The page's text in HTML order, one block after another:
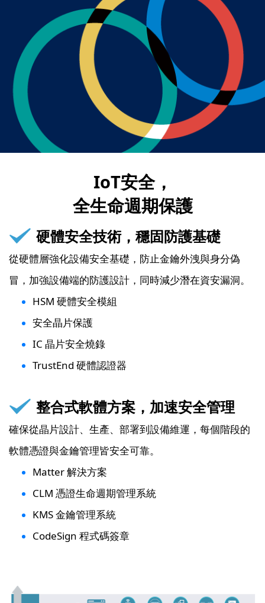
IoT安全，
全生命週期保護
硬體安全技術，穩固防護基礎
從硬體層強化設備安全基礎，防止金鑰外洩與身分偽
冒，加強設備端的防護設計，同時減少潛在資安漏洞。
HSM 硬體安全模組
安全晶片保護
IC 晶片安全燒錄
TrustEnd 硬體認證器
整合式軟體方案，加速安全管理
確保從晶片設計、生產、部署到設備維運，每個階段的
軟體憑證與金鑰管理皆安全可靠。
Matter 解決方案
CLM 憑證生命週期管理系統
KMS 金鑰管理系統
CodeSign 程式碼簽章